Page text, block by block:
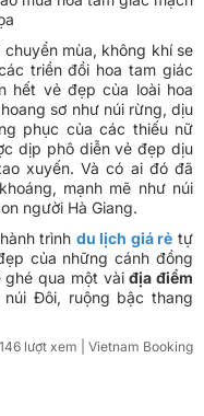
mùa, không khí se
triền đồi hoa tam giác
hết vẻ đẹp của loài hoa
sơ như núi rừng, dịu
phục của các thiếu nữ
dịp phô diễn vẻ đẹp dịu
xuyến. Và có ai đó đã
mạnh mẽ như núi
người Hà Giang.
trình du lịch giá rẻ tự
của những cánh đồng
ghé qua một vàiđịa điểm
núi Đôi, ruộng bậc thang
146 lượt xem | Vietnam Booking